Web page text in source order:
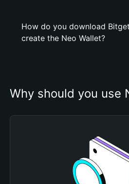
How do you download
create the Neo Wallet?
Why should you use